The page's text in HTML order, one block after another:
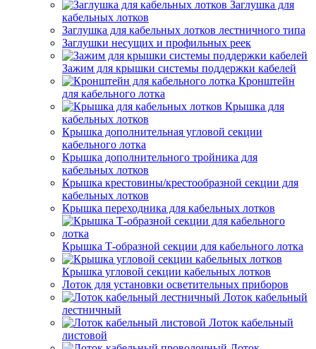
Заглушка для
кабельных лотков
Заглушка для кабельных лотков лестничного типа
Заглушки несущих и профильных реек
Зажим для крышки системы поддержки кабелей
Кронштейн
для кабельного лотка
Крышка для
кабельных лотков
Крышка дополнительная угловой секции
кабельного лотка
Крышка дополнительного тройника для
кабельных лотков
Крышка крестовины/крестообразной секции для
кабельных лотков
Крышка переходника для кабельных лотков
Крышка Т-образной секции для кабельного лотка
Крышка угловой секции кабельных лотков
Лоток для установки осветительных приборов
Лоток кабельный
лестничный
Лоток кабельный
листовой